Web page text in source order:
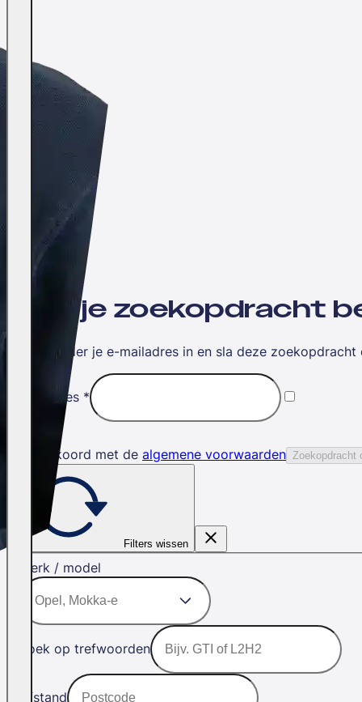
Wil jij je zoekopdracht
Vul hieronder je e-mailadres in en sla deze
E-mailadres *
Ik ga akkoord met de algemene voorwaarden Zoekopdracht
Filters wissen
Merk / model
Zoek op trefwoorden
Afstand